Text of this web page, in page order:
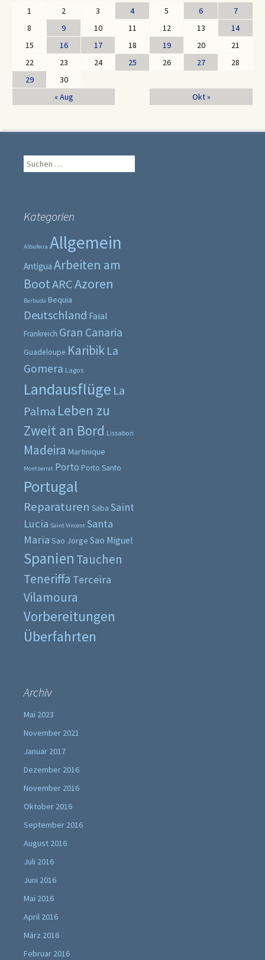
« Aug Okt »
1 2 3 4 5 6
7
8
9 10 11 12 13
14
15
16 17 18 19 20
21
22
23 24 25 26 27
28
29
30
Suche
nach:
Kategorien
Albufeira Allgemein
Antigua Arbeiten am
BootARCAzoren
Barbuda Bequia
Deutschland Faial
Frankreich Gran Canaria
Guadeloupe Karibik La
Gomera Lagos
Landausflüge La
Palma Leben zu
Zweit an Bord Lissabon
Madeira Martinique
Montserrat Porto Porto Santo
Portugal
Reparaturen Saba Saint
Lucia Saint Vincent Santa
Maria Sao Jorge Sao Miguel
Spanien Tauchen
Teneriffa Terceira
Vilamoura
Vorbereitungen
Überfahrten
Archiv
Mai 2023
November 2021
Januar 2017
Dezember 2016
November 2016
Oktober 2016
September 2016
August 2016
Juli 2016
Juni 2016
Mai 2016
April 2016
März 2016
Februar 2016